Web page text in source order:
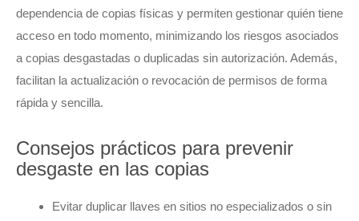
dependencia de copias físicas y permiten gestionar quién tiene
acceso en todo momento, minimizando los riesgos asociados
a copias desgastadas o duplicadas sin autorización. Además,
facilitan la actualización o revocación de permisos de forma
rápida y sencilla.
Consejos prácticos para prevenir
desgaste en las copias
Evitar duplicar llaves en sitios no especializados o sin